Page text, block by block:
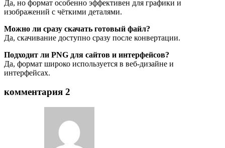
Да, но формат особенно эффективен для графики и
изображений с чёткими деталями.
Можно ли сразу скачать готовый файл?
Да, скачивание доступно сразу после конвертации.
Подходит ли PNG для сайтов и интерфейсов?
Да, формат широко используется в веб-дизайне и
интерфейсах.
комментария 2